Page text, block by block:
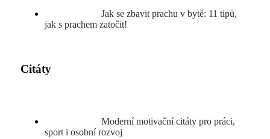
Jak se zbavit prachu v bytě: 11 tipů,
jak s prachem zatočit!
Citáty
Moderní motivační citáty pro práci,
sport i osobní rozvoj